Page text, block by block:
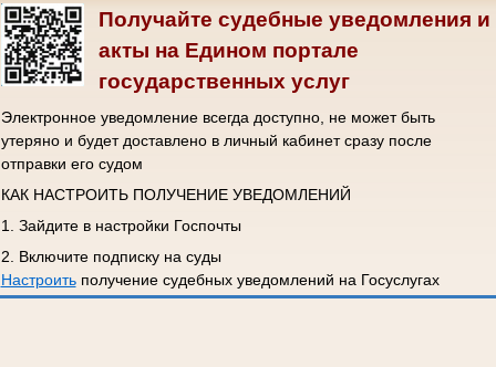
Получайте судебные уведомления и
акты на Едином портале
государственных услуг
Электронное уведомление всегда доступно, не может быть
утеряно и будет доставлено в личный кабинет сразу после
отправки его судом
КАК НАСТРОИТЬ ПОЛУЧЕНИЕ УВЕДОМЛЕНИЙ
1. Зайдите в настройки Госпочты
2. Включите подписку на суды
Настроитьполучение судебных уведомлений на Госуслугах